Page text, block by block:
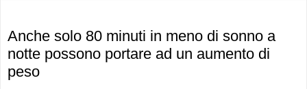
Anche solo 80 minuti in meno di sonno a
notte possono portare ad un aumento di
peso